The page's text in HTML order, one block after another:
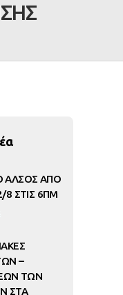
ΑΛΣΟΣ ΑΠΟ
8 ΣΤΙΣ 6ΠΜ
–
ΤΩΝ
ΣΤΑ